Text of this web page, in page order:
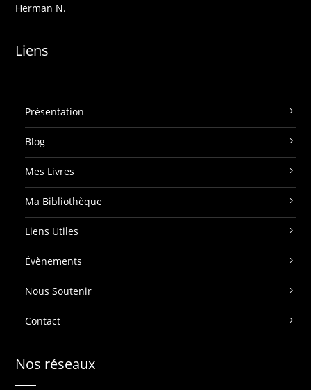
Herman N.
Liens
Présentation
Blog
Mes Livres
Ma Bibliothèque
Liens Utiles
Évènements
Nous Soutenir
Contact
Nos réseaux